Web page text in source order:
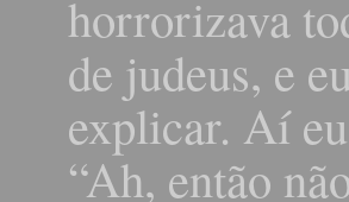
horrorizava
de judeus, e
explicar. Aí
“Ah, então